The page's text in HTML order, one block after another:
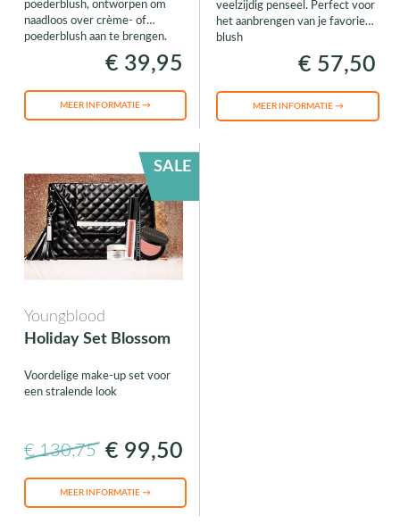
poederblush, ontworpen om
naadloos over crème- of
poederblush aan te brengen.
€ 39,95
MEER INFORMATIE →
veelzijdig penseel. Perfect voor
het aanbrengen van je favoriete
blush
€ 57,50
MEER INFORMATIE →
SALE
Youngblood
Holiday Set Blossom
Voordelige make-up set voor
een stralende look
€ 130,75 € 99,50
MEER INFORMATIE →